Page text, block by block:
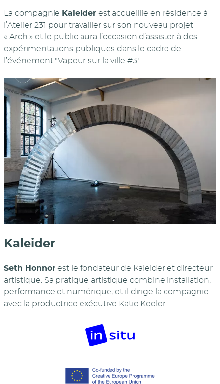
La compagnie Kaleider est accueillie en résidence à
l’Atelier 231 pour travailler sur son nouveau projet
« Arch » et le public aura l’occasion d’assister à des
expérimentations publiques dans le cadre de
l’événement "Vapeur sur la ville #3"
Kaleider
Seth Honnor est le fondateur de Kaleider et directeur
artistique. Sa pratique artistique combine installation,
performance et numérique, et il dirige la compagnie
avec la productrice exécutive Katie Keeler.